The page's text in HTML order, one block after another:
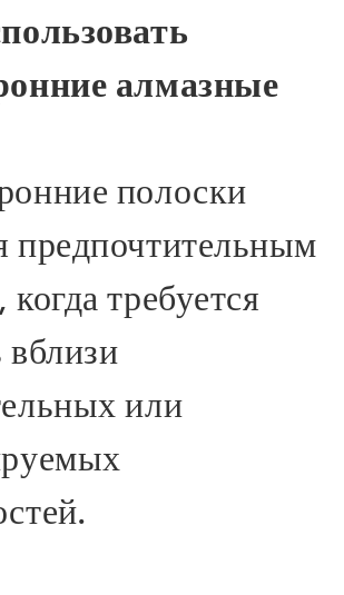
алмазные
полоски
предпочтительным
требуется
вблизи
или